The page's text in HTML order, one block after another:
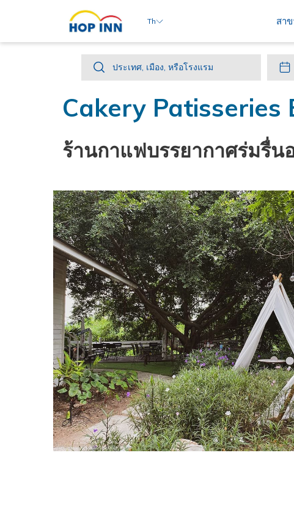
Th สา
ประเทศ,
เมือง,
หรือ
โรงแรม
ประเทศ, เมือง, หรือโรงแรม
Cakery Patisseries
ร้านกาแฟบรรยากาศร่มรื่น